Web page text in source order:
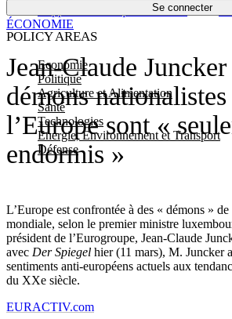
Se connecter
POLICY AREAS
Economie
Politique
Agriculture et Alimentation
Santé
Technologies
Energie, Environnement et Transport
Défense
Économie
Jean-Claude
démons nationalistes
l’Europe sont «
endormis »
L’Europe est confrontée à des « démons »
mondiale, selon le premier ministre
président de l’Eurogroupe, Jean-Claude
avec Der Spiegel hier (11 mars), M. Juncker
sentiments anti-européens actuels aux
du XXe siècle.
ÉCONOMIE
EURACTIV.com